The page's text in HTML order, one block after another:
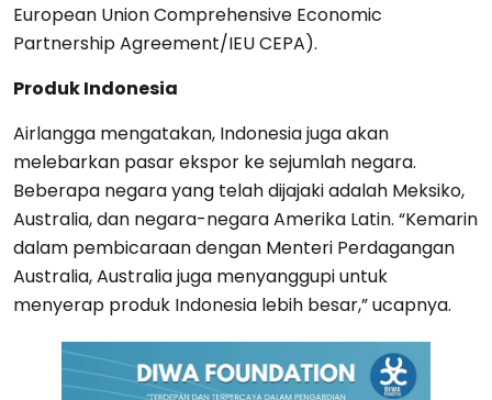
European Union Comprehensive Economic
Partnership Agreement/IEU CEPA).
Produk Indonesia
Airlangga mengatakan, Indonesia juga akan
melebarkan pasar ekspor ke sejumlah negara.
Beberapa negara yang telah dijajaki adalah Meksiko,
Australia, dan negara-negara Amerika Latin. “Kemarin
dalam pembicaraan dengan Menteri Perdagangan
Australia, Australia juga menyanggupi untuk
menyerap produk Indonesia lebih besar,” ucapnya.